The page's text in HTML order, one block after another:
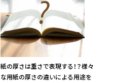
(￥4,470 税込)
(￥3,810 税込)
￥4,154(税抜)
(￥4,570 税込)
￥3,545(税抜)
(￥3,900 税込)
￥4,254(税抜)
￥3,627(税抜)
紙の厚さは重さで表現する！？様々
な用紙の厚さの違いによる用途を